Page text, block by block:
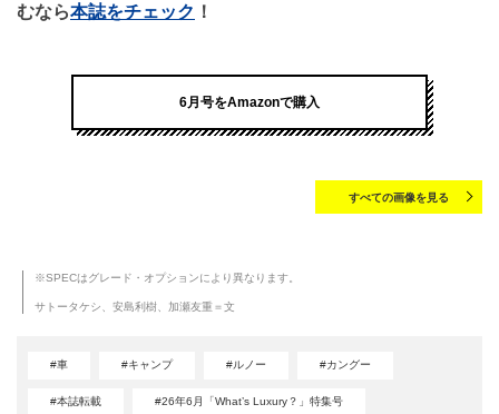
むなら本誌をチェック ！
6月号をAmazonで購入
すべての画像を見る
※SPECはグレード・オプションにより異なります。
サトータケシ、安島利樹、加瀬友重＝文
#車 #キャンプ #ルノー #カングー
#本誌転載 #26年6月「What’s Luxury？」特集号